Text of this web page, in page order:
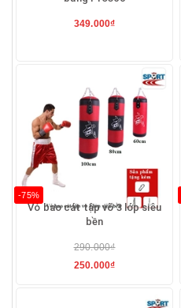
349.000₫
-75%
Vỏ bao cát tập võ 3 lớp siêu
bền
290.000₫
250.000₫